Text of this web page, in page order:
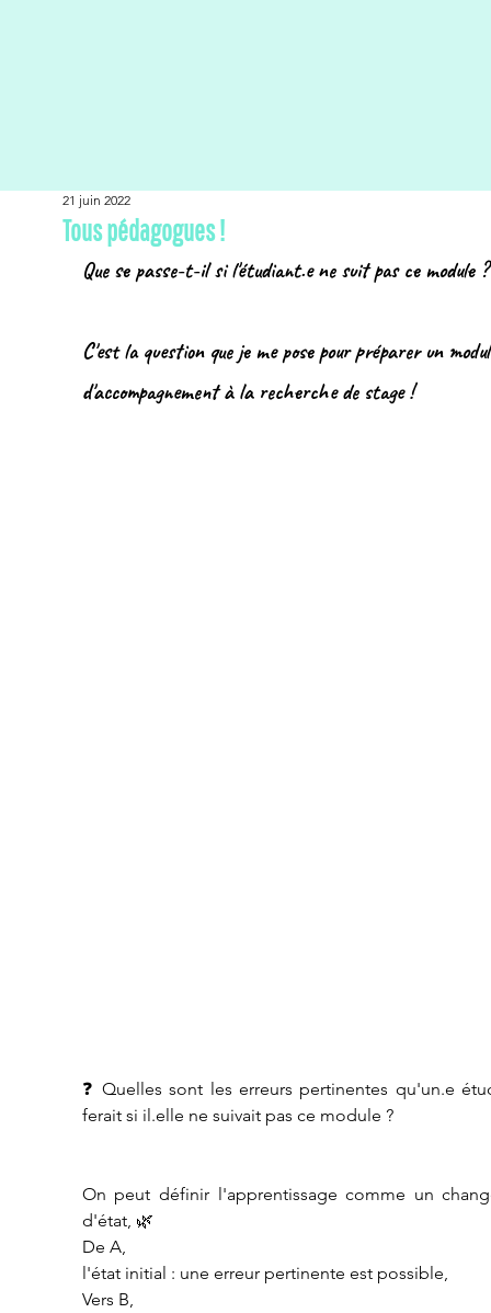
Tous pédagogues !
21 juin 2022
Que se passe-t-il si l'étudiant.e ne suit pas ce module ?
C'est la question que je me pose pour préparer un
d'accompagnement à la recherche de stage !
❓ Quelles sont les erreurs pertinentes qu'un.e
ferait si il.elle ne suivait pas ce module ?
On peut définir l'apprentissage comme un
d'état, 🌿
De A,
l'état initial : une erreur pertinente est possible,
Vers B,